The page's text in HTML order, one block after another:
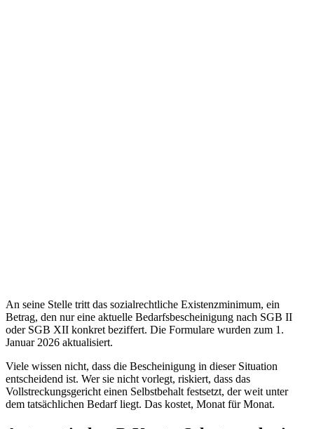
An seine Stelle tritt das sozialrechtliche Existenzminimum, ein
Betrag, den nur eine aktuelle Bedarfsbescheinigung nach SGB II
oder SGB XII konkret beziffert. Die Formulare wurden zum 1.
Januar 2026 aktualisiert.
Viele wissen nicht, dass die Bescheinigung in dieser Situation
entscheidend ist. Wer sie nicht vorlegt, riskiert, dass das
Vollstreckungsgericht einen Selbstbehalt festsetzt, der weit unter
dem tatsächlichen Bedarf liegt. Das kostet, Monat für Monat.